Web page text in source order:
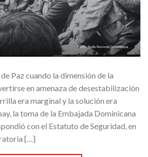
Paz cuando la dimensión de la
en amenaza de desestabilización
era marginal y la solución era
la toma de la Embajada Dominicana
con el Estatuto de Seguridad, en
[…]